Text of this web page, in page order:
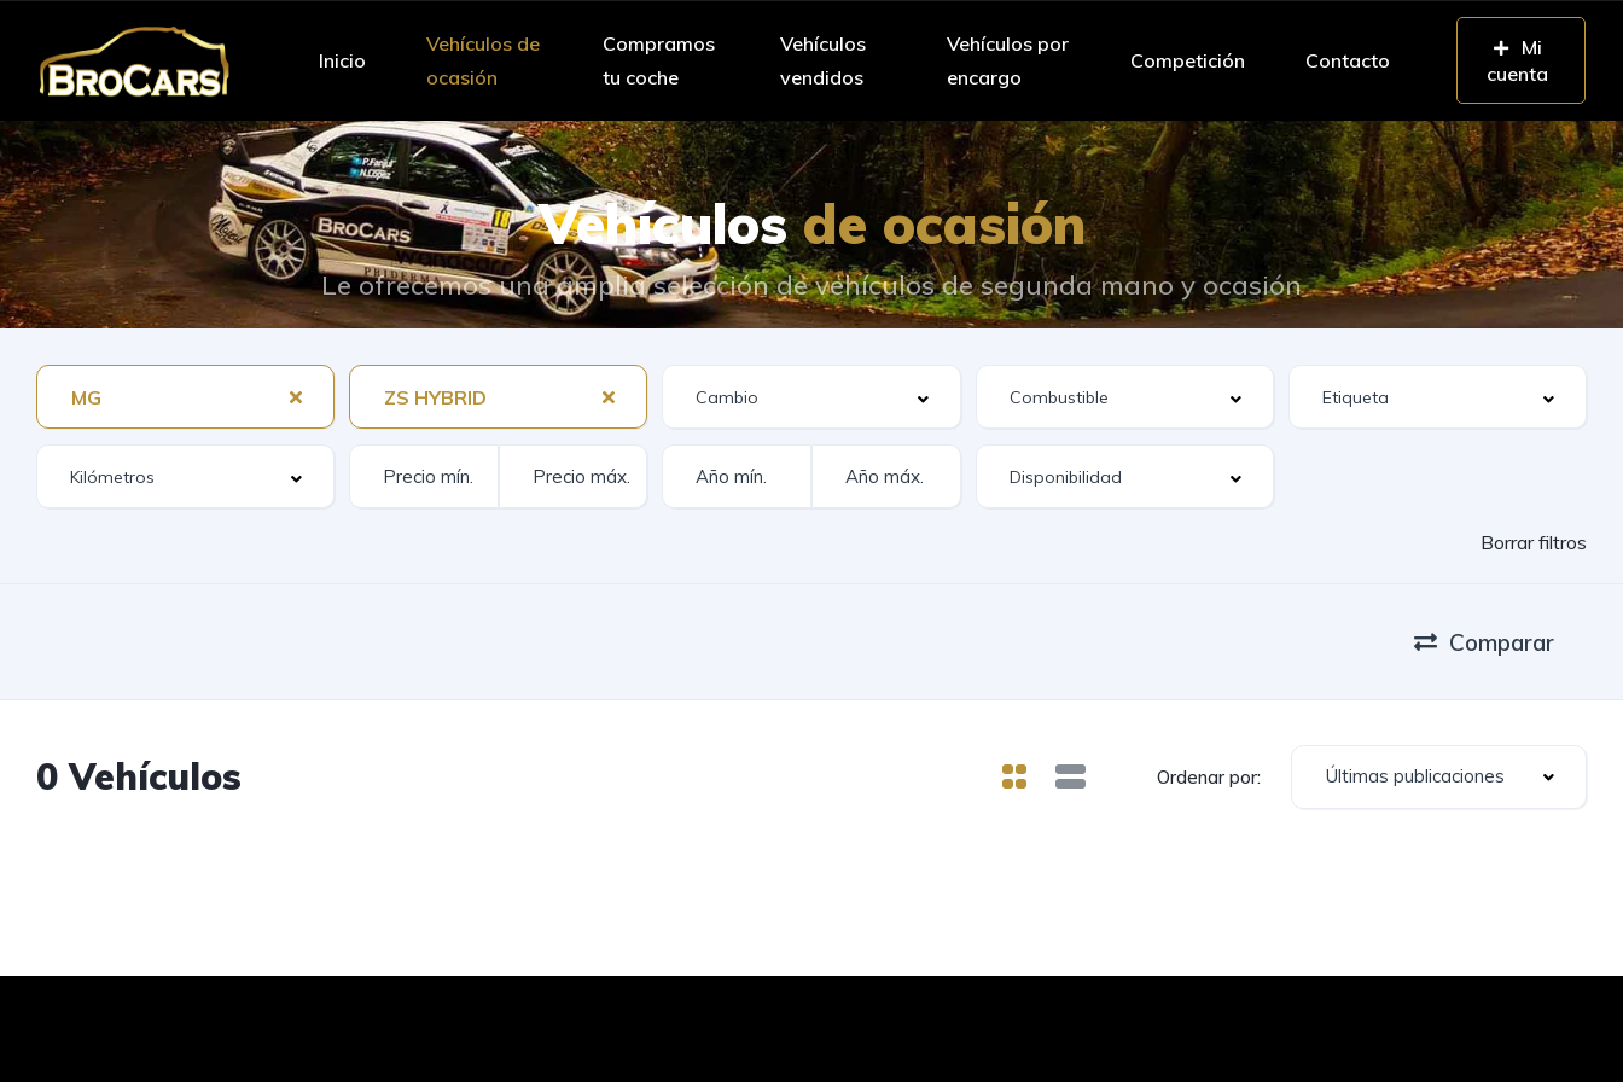
Inicio
Vehículos de
ocasión
Compramos
tu coche
Vehículos
vendidos
Vehículos por
encargo
Competición Contacto
Mi
cuenta
Vehículosde ocasión
Le ofrecemos una amplia selección de vehículos de segunda mano y ocasión
MG ZS HYBRID
Borrar filtros
Comparar
0 Vehículos Ordenar por: Últimas publicaciones